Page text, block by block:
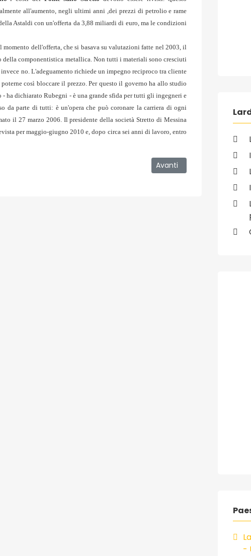
all'aumento, negli ultimi anni ,dei prezzi di petrolio e rame
Astaldi con un'offerta da 3,88 miliardi di euro, ma le condizioni
dell'offerta, che si basava su valutazioni fatte nel 2003, il
componentistica metallica. Non tutti i materiali sono cresciuti
no. L'adeguamento richiede un impegno reciproco tra cliente
così bloccare il prezzo. Per questo il governo ha allo studio
ha dichiarato Rubegni - è una grande sfida per tutti gli ingegneri e
da parte di tutti: è un'opera che può coronare la carriera di ogni
il 27 marzo 2006. Il presidente della società Stretto di Messina
per maggio-giugno 2010 e, dopo circa sei anni di lavoro, entro
miss italia Articolo successivo: 28/
Avanti
-